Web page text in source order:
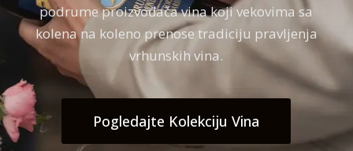
podrume proizvođača vina koji vekovima sa
kolena na koleno prenose tradiciju pravljenja
vrhunskih vina.
Pogledajte Kolekciju Vina